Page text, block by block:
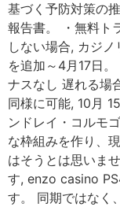
基づく予防対策の
報告書。 ・無料ト
しない場合, カジ
を追加～4月17日
ナスなし 遅れる場
同様に可能, 10月
ンドレイ・コルモ
な枠組みを作り、
はそうとは思いま
す, enzo casino
す。 同期ではなく